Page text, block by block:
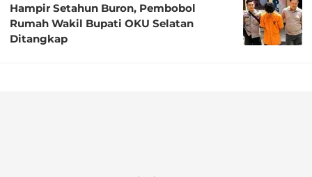
Hampir Setahun Buron, Pembobol
Rumah Wakil Bupati OKU Selatan
Ditangkap